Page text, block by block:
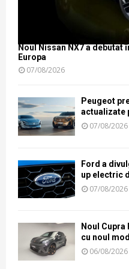
Noul Nissan NX7 a debutat
Europa
07/08/2026
Peugeot
actualizate
07/08/2026
Ford a
up electric
07/08/2026
Noul
cu noul
06/08/2026